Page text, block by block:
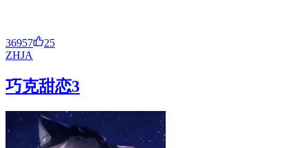
36957
25
ZHJA
巧克甜恋3